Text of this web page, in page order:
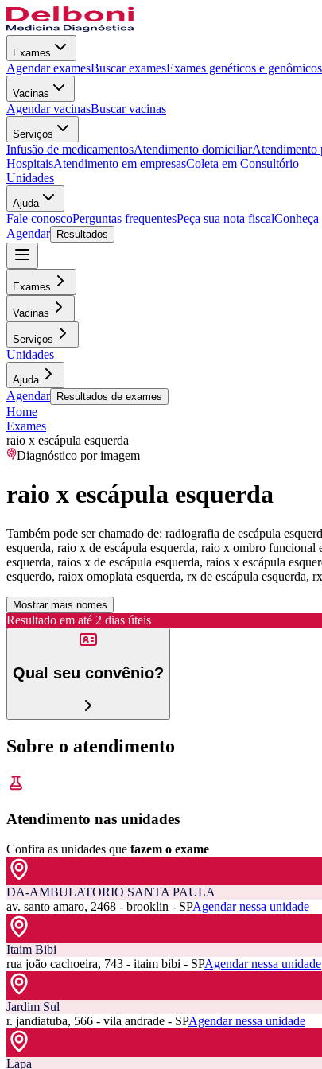
Exames
Agendar examesBuscar examesExames genéticos e genômicos
Vacinas
Agendar vacinasBuscar vacinas
Serviços
Infusão de medicamentosAtendimento domiciliarAtendimento
HospitaisAtendimento em empresasColeta em Consultório
Unidades
Ajuda
Fale conoscoPerguntas frequentesPeça sua nota fiscal
Agendar
Resultados
Exames
Vacinas
Serviços
Unidades
Ajuda
Agendar Resultados de exames
Home
Exames
raio x escápula esquerda
Diagnóstico por imagem
raio x escápula esquerda
Também pode ser chamado de: radiografia de escápula
esquerda, raio x de escápula esquerda, raio x ombro
esquerda, raios x de escápula esquerda, raios x escápula
esquerdo, raiox omoplata esquerda, rx de escápula esquerda,
Mostrar mais nomes
Resultado em até 2 dias úteis
Qual seu convênio?
Sobre o atendimento
Atendimento nas unidades
Confira as unidades que fazem o exame
DA-AMBULATORIO SANTA PAULA
av. santo amaro, 2468 - brooklin - SPAgendar nessa unidade
Itaim Bibi
rua joão cachoeira, 743 - itaim bibi - SPAgendar nessa unidade
Jardim Sul
r. jandiatuba, 566 - vila andrade - SPAgendar nessa unidade
Lapa